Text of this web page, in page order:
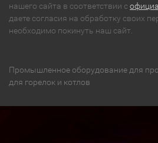
нашего сайта в соответствии с
даете согласия на обработку своих
необходимо покинуть наш сайт.
Промышленное оборудование для
для горелок и котлов